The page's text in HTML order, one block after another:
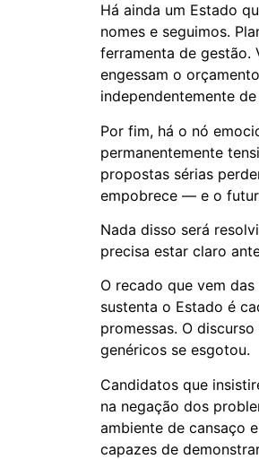
Há ainda um Estado
nomes e seguimos.
ferramenta de gestão.
engessam o
independentemente
Por fim, há o nó
permanentemente
propostas sérias
empobrece — e o
Nada disso será
precisa estar claro
O recado que vem
sustenta o Estado é
promessas. O
genéricos se esgotou.
Candidatos que
na negação dos
ambiente de cansaço
capazes de